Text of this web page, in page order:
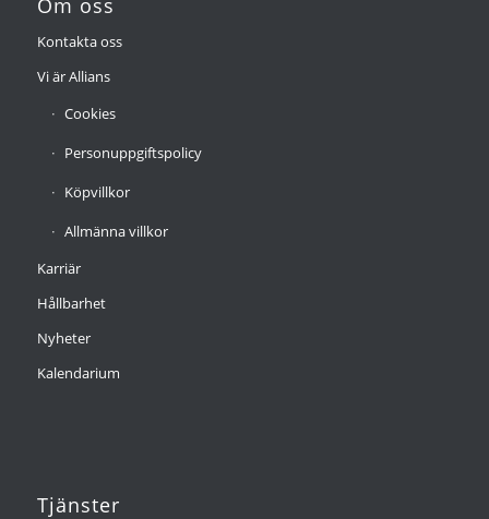
Kontakta oss
Vi är Allians
Cookies
Personuppgiftspolicy
Köpvillkor
Allmänna villkor
Karriär
Hållbarhet
Nyheter
Kalendarium
Tjänster